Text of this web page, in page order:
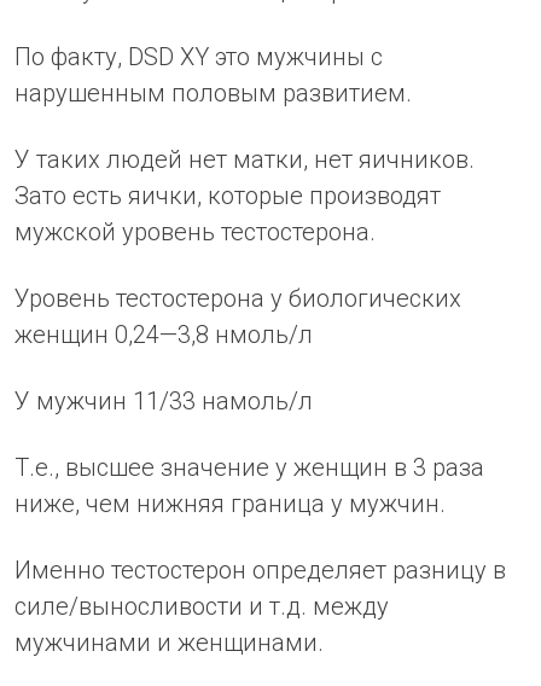
По факту, DSD XY это мужчины с
нарушенным половым развитием.
У таких людей нет матки, нет яичников.
Зато есть яички, которые производят
мужской уровень тестостерона.
Уровень тестостерона у биологических
женщин 0,24—3,8 нмоль/л
У мужчин 11/33 намоль/л
Т.е., высшее значение у женщин в 3 раза
ниже, чем нижняя граница у мужчин.
Именно тестостерон определяет разницу в
силе/выносливости и т.д. между
мужчинами и женщинами.